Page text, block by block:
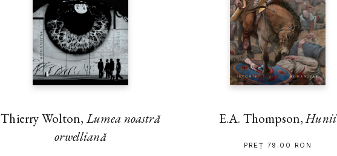
Thierry Wolton,Lumea noastră
orwelliană
E.A. Thompson,Hunii
PREȚ 79.00 RON